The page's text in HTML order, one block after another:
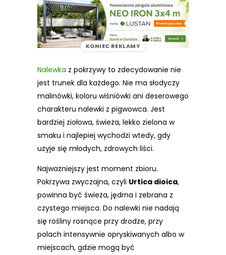
KONIEC REKLAMY
Nalewka z pokrzywy to zdecydowanie nie
jest trunek dla każdego. Nie ma słodyczy
malinówki, koloru wiśniówki ani deserowego
charakteru nalewki z pigwowca. Jest
bardziej ziołowa, świeża, lekko zielona w
smaku i najlepiej wychodzi wtedy, gdy
użyje się młodych, zdrowych liści.
Najważniejszy jest moment zbioru.
Pokrzywa zwyczajna, czyli Urtica dioica,
powinna być świeża, jędrna i zebrana z
czystego miejsca. Do nalewki nie nadają
się rośliny rosnące przy drodze, przy
polach intensywnie opryskiwanych albo w
miejscach, gdzie mogą być